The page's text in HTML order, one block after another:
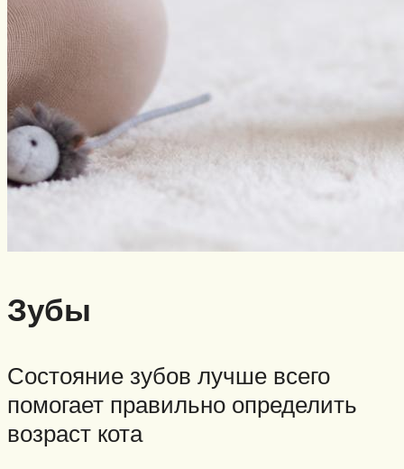
Зубы
Состояние зубов лучше всего
помогает правильно определить
возраст кота